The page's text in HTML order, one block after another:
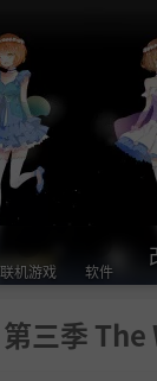
联机游戏 软件
三季